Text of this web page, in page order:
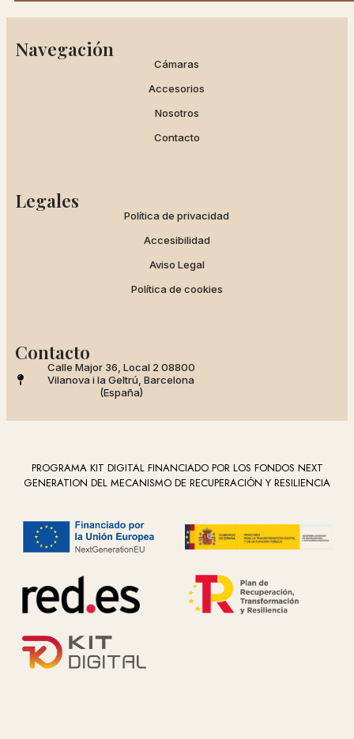
Navegación
Cámaras
Accesorios
Nosotros
Contacto
Legales
Política de privacidad
Accesibilidad
Aviso Legal
Política de cookies
Contacto
Calle Major 36, Local 2 08800
Vilanova i la Geltrú, Barcelona
(España)
PROGRAMA KIT DIGITAL FINANCIADO POR LOS FONDOS NEXT
GENERATION DEL MECANISMO DE RECUPERACIÓN Y RESILIENCIA